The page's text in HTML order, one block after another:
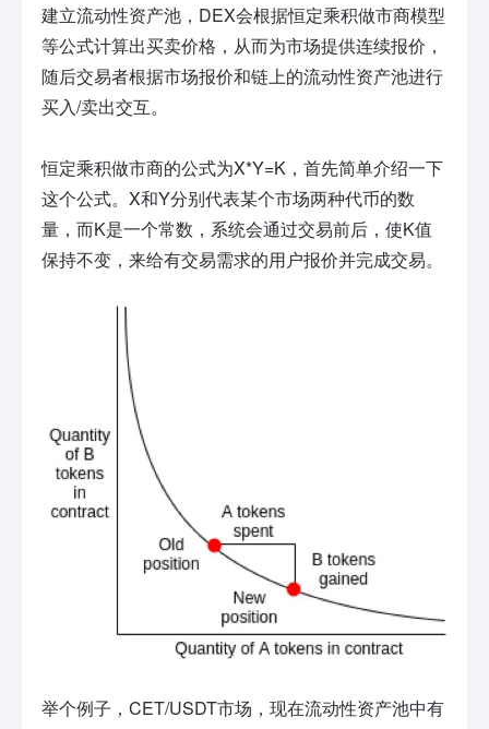
建立流动性资产池，DEX会根据恒定乘积做市商模型
等公式计算出买卖价格，从而为市场提供连续报价，
随后交易者根据市场报价和链上的流动性资产池进行
买入/卖出交互。
恒定乘积做市商的公式为X*Y=K，首先简单介绍一下
这个公式。X和Y分别代表某个市场两种代币的数
量，而K是一个常数，系统会通过交易前后，使K值
保持不变，来给有交易需求的用户报价并完成交易。
举个例子，CET/USDT市场，现在流动性资产池中有